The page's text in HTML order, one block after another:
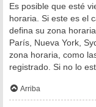
Es posible que esté
horaria. Si este es el
defina su zona
París, Nueva York,
zona horaria, como
registrado. Si no lo
Arriba